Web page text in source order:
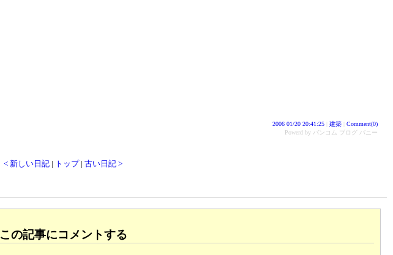
2006 01/20 20:41:25 建築
Comment(0)
Powerd by バンコム ブログ バニー
< 新しい日記 | トップ| 古い日記 >
この記事にコメントする